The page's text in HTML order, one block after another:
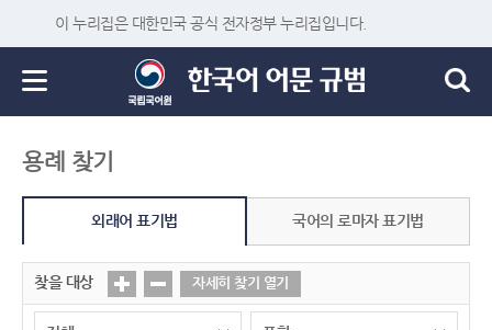
이 누리집은 대한민국 공식 전자정부 누리집입니다.
용례 찾기
외래어 표기법 국어의 로마자 표기법
찾을 대상 자세히 찾기 열기